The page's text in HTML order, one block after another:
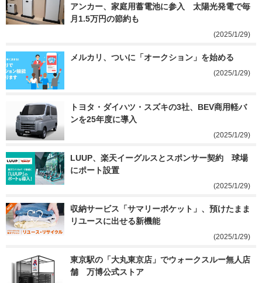
アンカー、家庭用蓄電池に参入　太陽光発電で毎
月1.5万円の節約も
(2025/1/29)
メルカリ、ついに「オークション」を始める
(2025/1/29)
トヨタ・ダイハツ・スズキの3社、BEV商用軽バ
ンを25年度に導入
(2025/1/29)
LUUP、楽天イーグルスとスポンサー契約　球場
にポート設置
(2025/1/29)
収納サービス「サマリーポケット」、預けたまま
リユースに出せる新機能
(2025/1/29)
東京駅の「大丸東京店」でウォークスルー無人店
舗　万博公式ストア